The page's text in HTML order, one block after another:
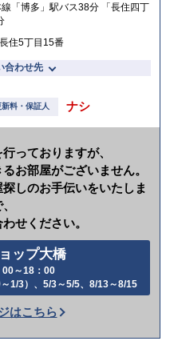
「博多」駅バス38分 「長住四丁
住5丁目15番
合わせ先
料・保証人 ナシ
っておりますが、
お部屋がございません。
しのお手伝いをいたしま
せください。
ップ大橋
00～18：00
1/3）、5/3～5/5、8/13～8/15
話
か
はこちら